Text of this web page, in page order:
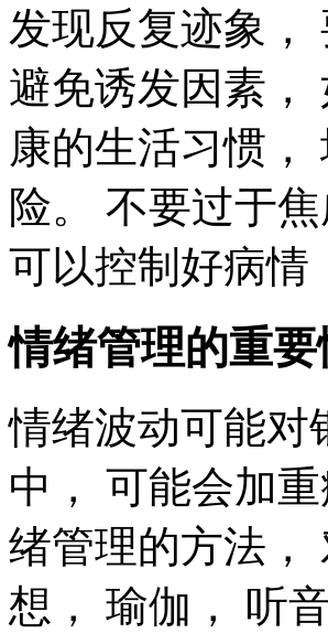
发现反复迹象，
避免诱发因素，
康的生活习惯，
险。 不要过于
可以控制好病情
情绪管理的重要
情绪波动可能对
中， 可能会加
绪管理的方法，
想， 瑜伽， 听